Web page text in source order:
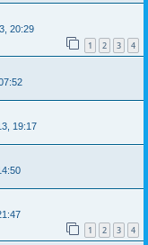
20:29
1 2 3 4
19:17
1 2 3 4